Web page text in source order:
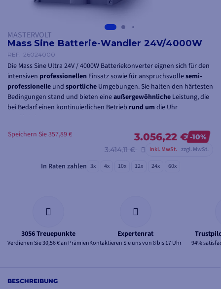
MASTERVOLT
Mass Sine Batterie-Wandler 24V/4000W
REF. 26024000
Die Mass Sine Ultra 24V / 4000W Batteriekonverter eignen sich für den
intensiven professionellen Einsatz sowie für anspruchsvollesemi-
professionelle und sportliche Umgebungen. Sie halten den härtesten
Bedingungen stand und bieten eineaußergewöhnliche Leistung, die
bei Bedarf einen kontinuierlichen Betrieb rund um die Uhr
gewährleistet.
Mit einer MTBF (Mean Time Between Failure) von180.000 Stunden
Betrieb sind sie perfekt für dieanspruchsvollsten
Stromversorgungerfordern.
3.056,22 € -10%
3.414,11 €
inkl. MwSt. zzgl. MwSt.
Speichern Sie 357,89 €
In Raten zahlen 3x 4x 10x 12x 24x 60x
3056 Treuepunkte
Verdienen Sie 30,56 € an Prämien
Expertenrat
Kontaktieren Sie uns von 8 bis 17 Uhr 94%
BESCHREIBUNG